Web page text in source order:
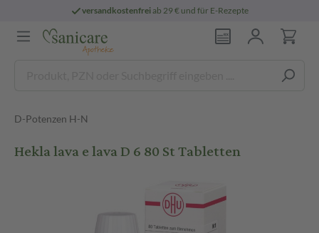
versandkostenfreiab 29 € und für E-Rezepte
D-Potenzen H-N
Hekla lava e lava D 6 80 St Tabletten